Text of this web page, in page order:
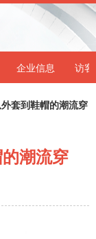
企业信息 访客
套到鞋帽的潮流穿
潮流穿